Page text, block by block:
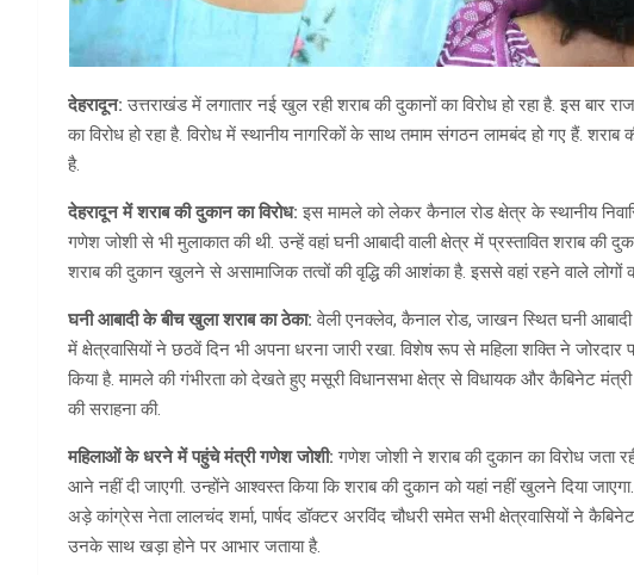
देहरादून: उत्तराखंड में लगातार नई खुल रही शराब की दुकानों का विरोध हो रहा है. इस बार
का विरोध हो रहा है. विरोध में स्थानीय नागरिकों के साथ तमाम संगठन लामबंद हो गए हैं.
है.
देहरादून में शराब की दुकान का विरोध: इस मामले को लेकर कैनाल रोड क्षेत्र के स्थानीय
गणेश जोशी से भी मुलाकात की थी. उन्हें वहां घनी आबादी वाली क्षेत्र में प्रस्तावित शराब की
शराब की दुकान खुलने से असामाजिक तत्वों की वृद्धि की आशंका है. इससे वहां रहने वाले लोगों
घनी आबादी के बीच खुला शराब का ठेका: वेली एनक्लेव, कैनाल रोड, जाखन स्थित घनी
में क्षेत्रवासियों ने छठवें दिन भी अपना धरना जारी रखा. विशेष रूप से महिला शक्ति ने
किया है. मामले की गंभीरता को देखते हुए मसूरी विधानसभा क्षेत्र से विधायक और कैबिनेट
की सराहना की.
महिलाओं के धरने में पहुंचे मंत्री गणेश जोशी: गणेश जोशी ने शराब की दुकान का विरोध जता
आने नहीं दी जाएगी. उन्होंने आश्वस्त किया कि शराब की दुकान को यहां नहीं खुलने दिया
अड़े कांग्रेस नेता लालचंद शर्मा, पार्षद डॉक्टर अरविंद चौधरी समेत सभी क्षेत्रवासियों ने
उनके साथ खड़ा होने पर आभार जताया है.